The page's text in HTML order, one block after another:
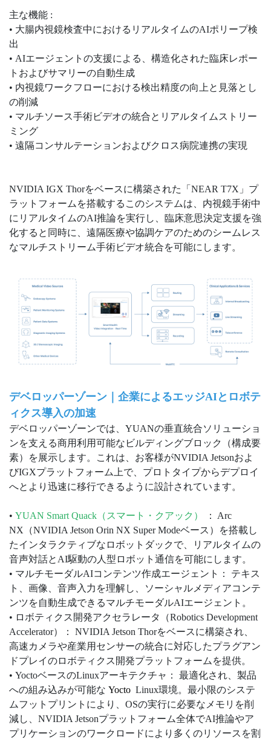
主な機能 :
• 大腸内視鏡検査中におけるリアルタイムのAIポリープ検
出
• AIエージェントの支援による、構造化された臨床レポー
トおよびサマリーの自動生成
• 内視鏡ワークフローにおける検出精度の向上と見落とし
の削減
• マルチソース手術ビデオの統合とリアルタイムストリー
ミング
• 遠隔コンサルテーションおよびクロス病院連携の実現
NVIDIA IGX Thorをベースに構築された「NEAR T7X」プ
ラットフォームを搭載するこのシステムは、内視鏡手術中
にリアルタイムのAI推論を実行し、臨床意思決定支援を強
化すると同時に、遠隔医療や協調ケアのためのシームレス
なマルチストリーム手術ビデオ統合を可能にします。
デベロッパーゾーン｜企業によるエッジAIとロボテ
ィクス導入の加速
デベロッパーゾーンでは、YUANの垂直統合ソリューショ
ンを支える商用利用可能なビルディングブロック（構成要
素）を展示します。これは、お客様がNVIDIA Jetsonおよ
びIGXプラットフォーム上で、プロトタイプからデプロイ
へとより迅速に移行できるように設計されています。
• YUAN Smart Quack （スマート・クアック）
： Arc
NX（NVIDIA Jetson Orin NX Super Modeベース）を搭載し
たインタラクティブなロボットダックで、リアルタイムの
音声対話とAI駆動の人型ロボット通信を可能にします。
• マルチモーダルAIコンテンツ作成エージェント： テキス
ト、画像、音声入力を理解し、ソーシャルメディアコンテ
ンツを自動生成できるマルチモーダルAIエージェント。
• ロボティクス開発アクセラレータ（Robotics Development
Accelerator）： NVIDIA Jetson Thorをベースに構築され、
高速カメラや産業用センサーの統合に対応したプラグアン
ドプレイのロボティクス開発プラットフォームを提供。
• YoctoベースのLinuxアーキテクチャ： 最適化され、製品
への組み込みが可能な Yocto Linux環境。最小限のシステ
ムフットプリントにより、OSの実行に必要なメモリを削
減し、NVIDIA Jetsonプラットフォーム全体でAI推論やア
プリケーションのワークロードにより多くのリソースを割